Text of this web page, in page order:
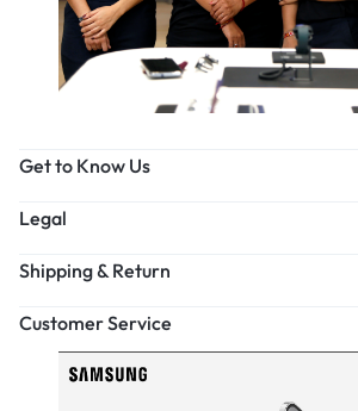
Get to Know Us
Legal
Shipping & Return
Customer Service